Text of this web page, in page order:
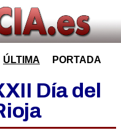
ÚLTIMA PORTADA
Día del